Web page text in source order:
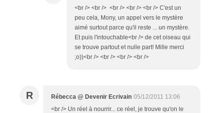
<br /> <br /> <br /> <br /> <br /> C'est un
peu cela, Mony, un appel vers le mystère
aimé surtout parce qu'il reste ... un mystère.
Et puis l'intouchable<br /> de cet oiseau qui
se trouve partout et nulle part! Mille merci
;o))<br /> <br /> <br /> <br />
R Rébecca @ Devenir Ecrivain 05/12/2011 13:06
<br /> Un réel à nourrir... ce réel, je trouve qu'on le